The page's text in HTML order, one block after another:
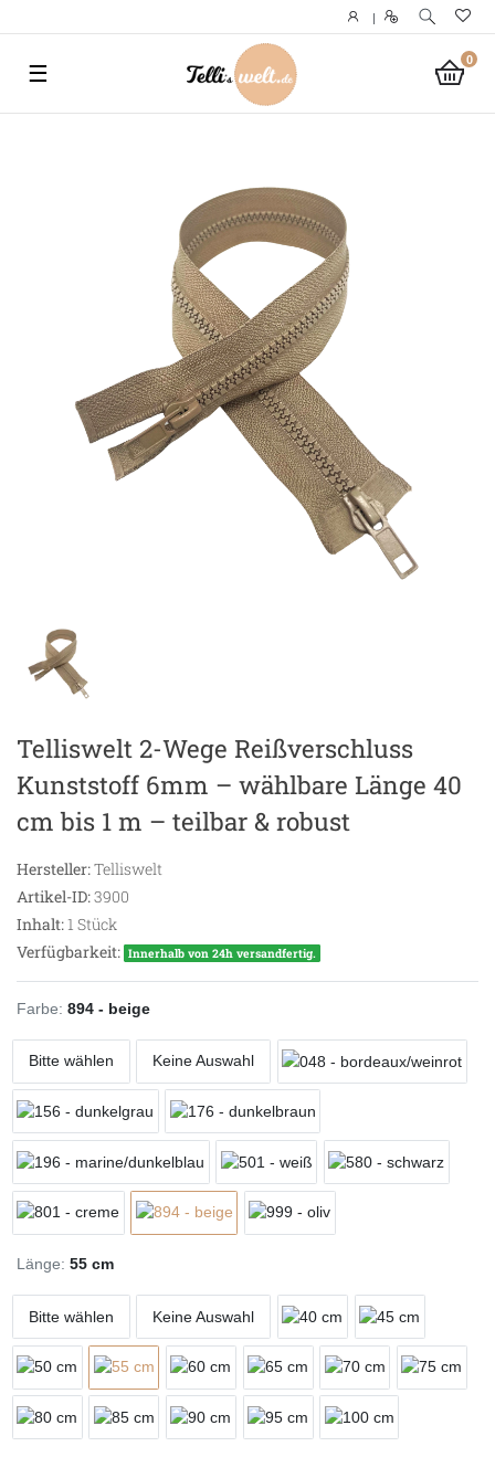
|
0
☰
Telliswelt 2-Wege Reißverschluss
Kunststoff 6mm – wählbare Länge 40
cm bis 1 m – teilbar & robust
Hersteller:Telliswelt
Artikel-ID:3900
Inhalt:1 Stück
Verfügbarkeit: Innerhalb von 24h versandfertig.
Farbe: 894 - beige
Bitte wählen Keine Auswahl
Länge: 55 cm
Bitte wählen Keine Auswahl